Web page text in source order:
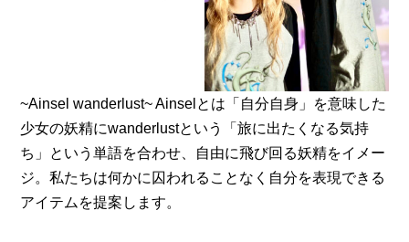
~Ainsel wanderlust~ Ainselとは「自分自身」を意味した
少女の妖精にwanderlustという「旅に出たくなる気持
ち」という単語を合わせ、自由に飛び回る妖精をイメー
ジ。私たちは何かに囚われることなく自分を表現できる
アイテムを提案します。